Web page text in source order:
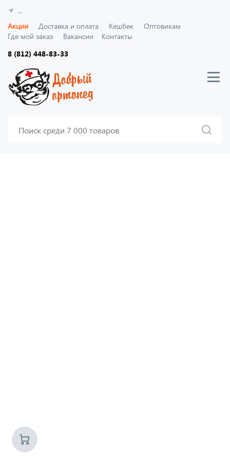
...
Акции
Доставка и оплата Кешбек
Оптовикам
Где мой заказ
Вакансии
Контакты
8 (812) 448-83-33